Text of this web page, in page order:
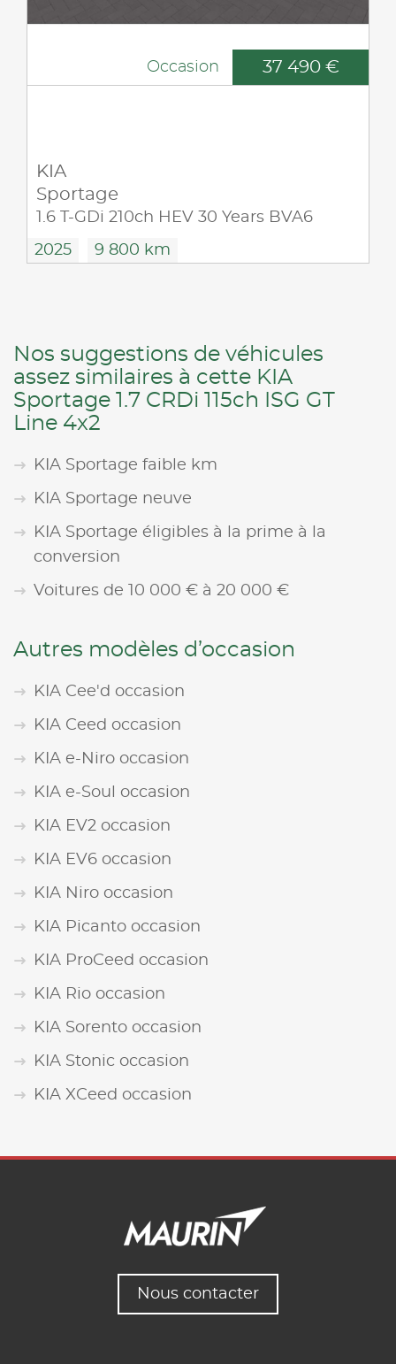
Occasion 37 490 €
KIA
Sportage
1.6 T-GDi 210ch HEV 30 Years BVA6
2025 9 800 km
Nos suggestions de véhicules
assez similaires à cette KIA
Sportage 1.7 CRDi 115ch ISG GT
Line 4x2
KIA Sportage faible km
KIA Sportage neuve
KIA Sportage éligibles à la prime à la
conversion
Voitures de 10 000 € à 20 000 €
Autres modèles d’occasion
KIA Cee'd occasion
KIA Ceed occasion
KIA e-Niro occasion
KIA e-Soul occasion
KIA EV2 occasion
KIA EV6 occasion
KIA Niro occasion
KIA Picanto occasion
KIA ProCeed occasion
KIA Rio occasion
KIA Sorento occasion
KIA Stonic occasion
KIA XCeed occasion
Nous contacter